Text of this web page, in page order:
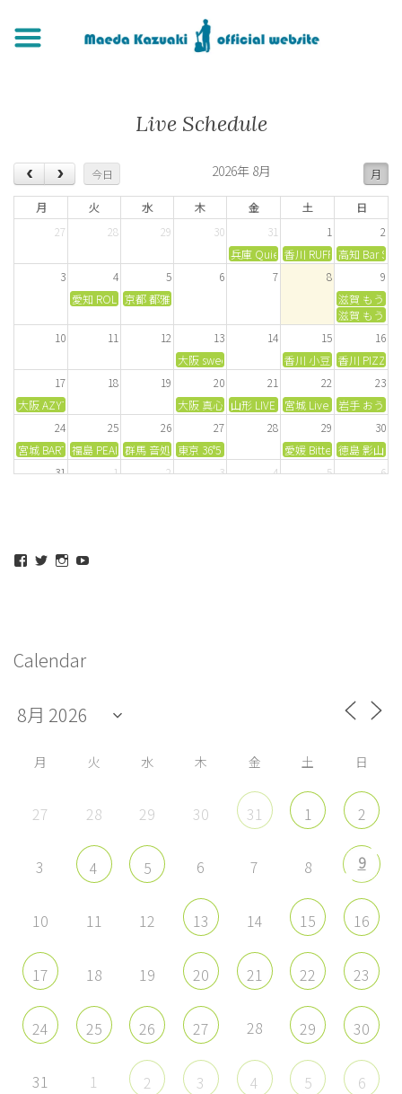
Live Schedule
今日 月
2026年 8月
月 火 水 木 金 土
日
27
28 29 30 31 1
2
兵庫 Quiet Holiday香川 RUFFHOUSE
高知 Bar
3
4 5 6 7 8
9
愛知 ROLLING MAN
京都 都雅都雅
滋賀 もう愛
滋賀 もう愛
10
11 12 13 14 15
16
大阪 sweet music ReMEMBERS香川 小豆島まつり
香川 PIZZA
17
18 19 20 21 22
23
大阪 AZYTATE
大阪 真心場山形 LIVE ARB宮城 Live Bar PENNY
岩手 おうち
24
25 26 27 28 29
30
宮城 BARTAKE福島 PEAK ACTION群馬 音処きしん東京 36°5 愛媛 Bitter SweetZ
徳島 影山接
31
1 2 3 4 5
6
maeda_kazuaki@me.com
ィ
ー
を
Facebook
示
maedakazuaki
さ
ィ
ー
を
Twitter
maede_kazuaki
ィ
ー
を
Instagram
YouTube
示
Calendar
月 火 水 木 金 土 日
27 28 29 30 31 1 2
3 4 5 6 7 8 9
10 11 12 13 14 15 16
17 18 19 20 21 22 23
24 25 26 27 28 29 30
31 1 2 3 4 5 6